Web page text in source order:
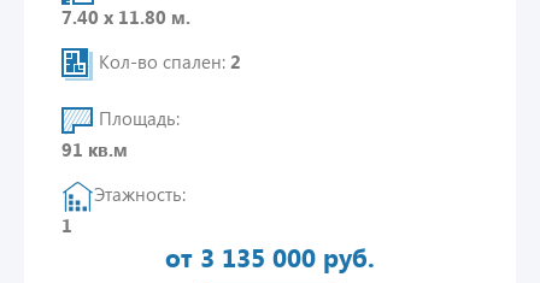
7.40 х 11.80 м.
Кол-во спален: 2
Площадь:
91 кв.м
Этажность:
1
от 3 135 000 руб.